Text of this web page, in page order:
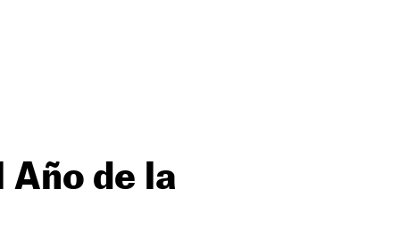
Año de la